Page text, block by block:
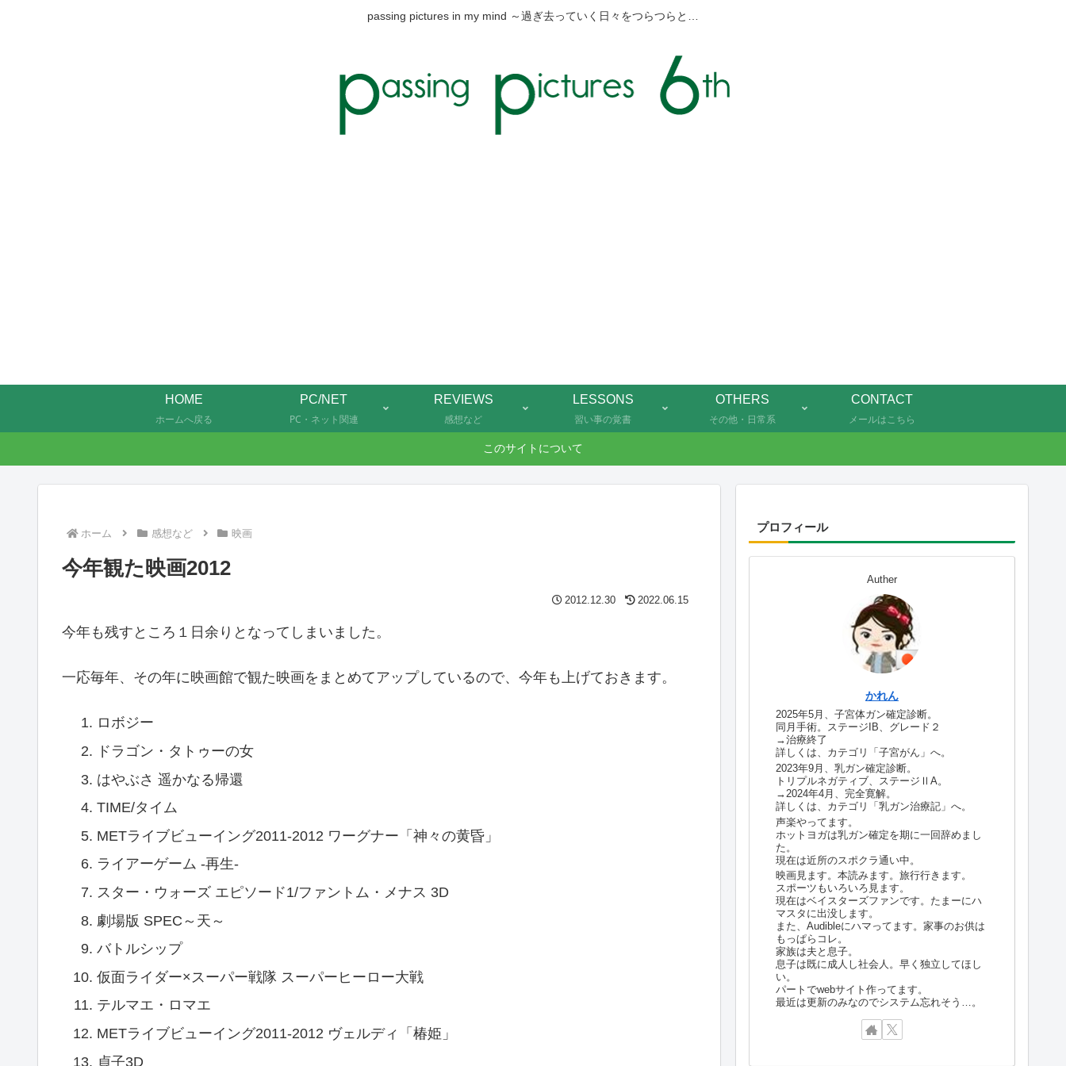
passing pictures in my mind ～過ぎ去っていく日々をつらつらと…
HOME
ホームへ戻る
PC/NET
PC・ネット関連
REVIEWS
感想など
LESSONS
習い事の覚書
OTHERS
その他・日常系
CONTACT
メールはこちら
このサイトについて
ホーム 感想など 映画
今年観た映画2012
2012.12.30 2022.06.15
今年も残すところ１日余りとなってしまいました。
一応毎年、その年に映画館で観た映画をまとめてアップしているので、今年も上げておきます。
ロボジー
ドラゴン・タトゥーの女
はやぶさ 遥かなる帰還
TIME/タイム
METライブビューイング2011-2012 ワーグナー「神々の黄昏」
ライアーゲーム -再生-
スター・ウォーズ エピソード1/ファントム・メナス 3D
劇場版 SPEC～天～
バトルシップ
仮面ライダー×スーパー戦隊 スーパーヒーロー大戦
テルマエ・ロマエ
METライブビューイング2011-2012 ヴェルディ「椿姫」
貞子3D
プロフィール
Auther
かれん
2025年5月、子宮体ガン確定診断。
同月手術。ステージIB、グレード２
→治療終了
詳しくは、カテゴリ「子宮がん」へ。
2023年9月、乳ガン確定診断。
トリプルネガティブ、ステージⅡA。
→2024年4月、完全寛解。
詳しくは、カテゴリ「乳ガン治療記」へ。
声楽やってます。
ホットヨガは乳ガン確定を期に一回辞めまし
た。
現在は近所のスポクラ通い中。
映画見ます。本読みます。旅行行きます。
スポーツもいろいろ見ます。
現在はベイスターズファンです。たまーにハ
マスタに出没します。
また、Audibleにハマってます。家事のお供は
もっぱらコレ。
家族は夫と息子。
息子は既に成人し社会人。早く独立してほし
い。
パートでwebサイト作ってます。
最近は更新のみなのでシステム忘れそう…。